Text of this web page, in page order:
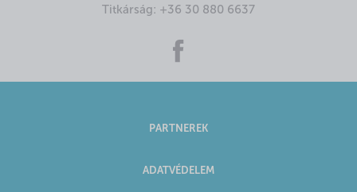
Titkárság: +36 30 880 6637
PARTNEREK
ADATVÉDELEM